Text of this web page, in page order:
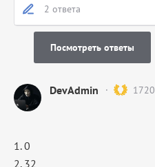
2 ответа
Посмотреть ответы
DevAdmin 1720
1. 0
2. 32